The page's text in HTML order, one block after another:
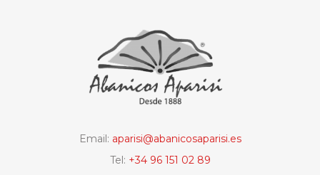
Email: aparisi@abanicosaparisi.es
Tel: +34 96 151 02 89